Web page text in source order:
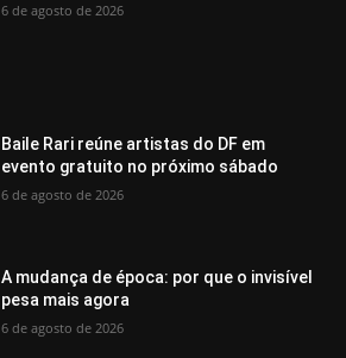
6 de agosto de 2026
Baile Rari reúne artistas do DF em
evento gratuito no próximo sábado
6 de agosto de 2026
A mudança de época: por que o invisível
pesa mais agora
6 de agosto de 2026